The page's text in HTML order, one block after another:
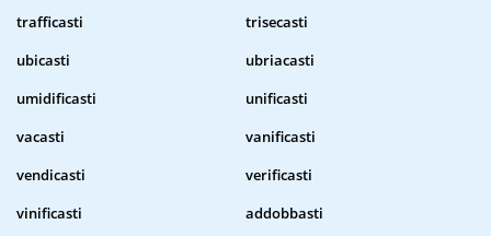
trafficasti
trisecasti
ubicasti
ubriacasti
umidificasti
unificasti
vacasti
vanificasti
vendicasti
verificasti
vinificasti
addobbasti